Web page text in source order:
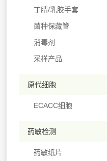
丁腈/乳胶手套
菌种保藏管
消毒剂
采样产品
原代细胞
ECACC细胞
药敏检测
药敏纸片